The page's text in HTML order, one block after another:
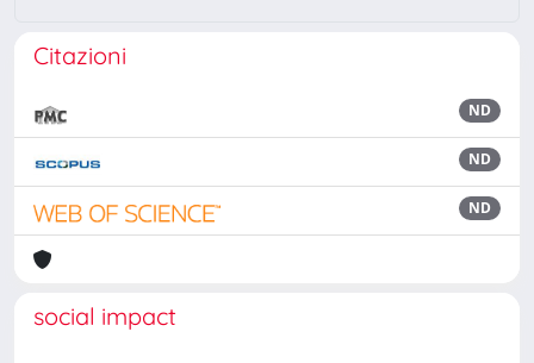
Citazioni
ND
ND
ND
social impact